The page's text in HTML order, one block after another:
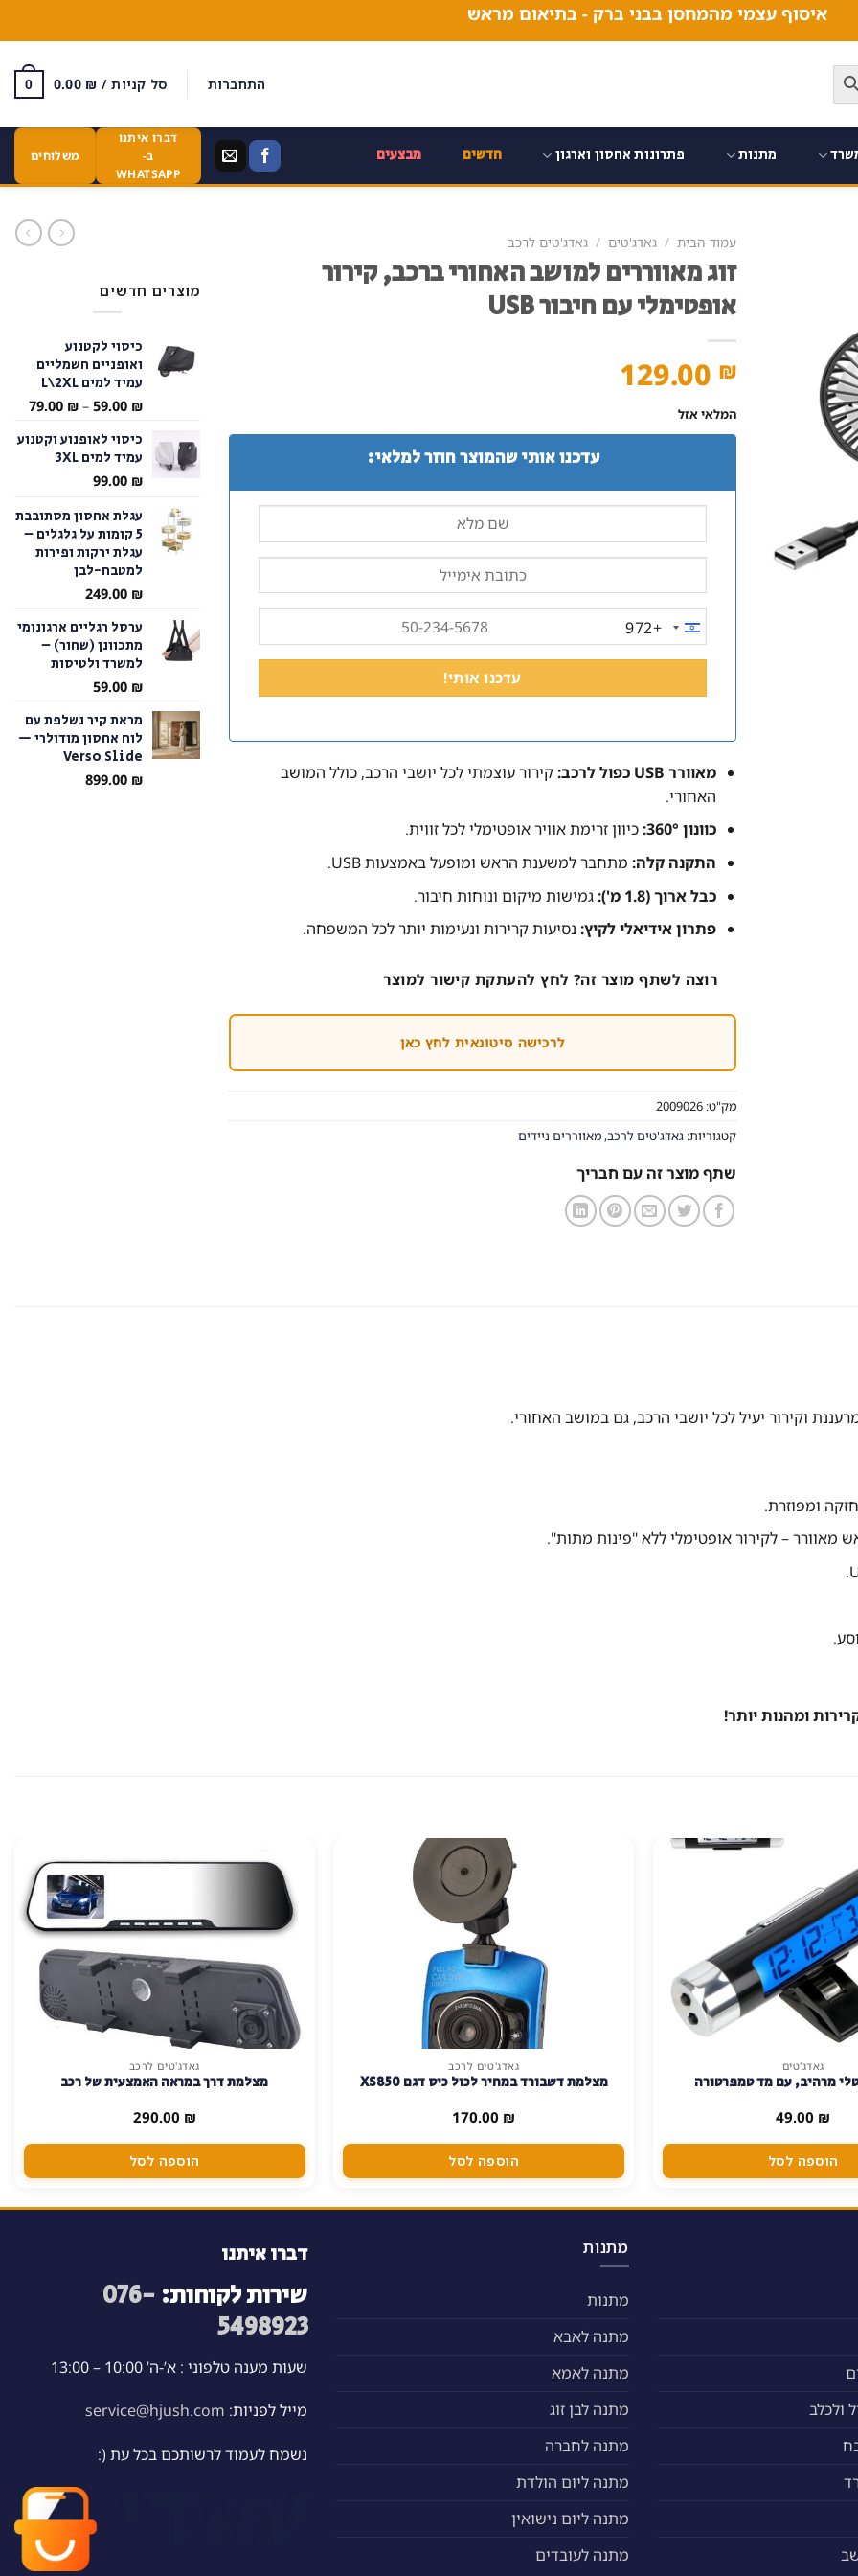
איסוף עצמי מהמחסן בבני ברק - בתיאום מראש
התחברות סל קניות / 0.00 ₪
0
מתנות פתרונות אחסון וארגון חדשים מבצעים
דברו איתנו
ב-
WHATSAPP
משלוחים
עמוד הבית / גאדג'טים / גאדג'טים לרכב
זוג מאווררים למושב האחורי ברכב, קירור
אופטימלי עם חיבור USB
129.00 ₪
המלאי אזל
עדכנו אותי שהמוצר חוזר למלאי:
ISRAEL
+972
+972
מאוורר USB כפול לרכב:
קירור עוצמתי לכל יושבי הרכב, כולל המושב
האחורי.
כוונון 360°:
כיוון זרימת אוויר אופטימלי לכל זווית.
התקנה קלה:מתחבר למשענת הראש ומופעל באמצעות USB.
כבל ארוך (1.8 מ'):
גמישות מיקום ונוחות חיבור.
פתרון אידיאלי לקיץ:נסיעות קרירות ונעימות יותר לכל המשפחה.
רוצה לשתף מוצר זה? לחץ להעתקת קישור למוצר
לרכישה סיטונאית לחץ כאן
מק"ט: 2009026
קטגוריות: גאדג'טים לרכב, מאווררים ניידים
שתף מוצר זה עם חבריך
מוצרים חדשים
כיסוי לקטנוע
ואופניים חשמליים
עמיד למים L\2XL
59.00 ₪
–
79.00 ₪
טווח
כיסוי לאופנוע וקטנוע
עמיד למים 3XL
99.00 ₪
עגלת אחסון מסתובבת
5 קומות על גלגלים –
עגלת ירקות ופירות
למטבח-לבן
249.00 ₪
ערסל רגליים ארגונומי
מתכוונן (שחור) –
למשרד ולטיסות
59.00 ₪
מראת קיר נשלפת עם
לוח אחסון מודולרי —
Verso Slide
899.00 ₪
ומפוזרת.
גאדג'טים
מרהיב, עם מד טמפרטורה
49.00 ₪
הוספה לסל
גאדג'טים לרכב
מצלמת דשבורד במחיר לכול כיס דגם XS850
170.00 ₪
הוספה לסל
גאדג'טים לרכב
מצלמת דרך במראה האמצעית של רכב
290.00 ₪
הוספה לסל
ולכלב
מתנות
מתנות
מתנה לאבא
מתנה לאמא
מתנה לבן זוג
מתנה לחברה
מתנה ליום הולדת
מתנה ליום נישואין
מתנה לעובדים
דברו איתנו
שירות לקוחות: 076-
5498923
שעות מענה טלפוני : א’-ה’ 10:00 – 13:00
מייל לפניות: service@hjush.com
נשמח לעמוד לרשותכם בכל עת (: